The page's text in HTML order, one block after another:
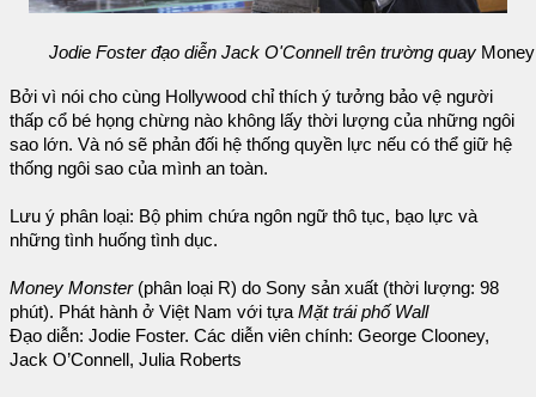
Jodie Foster đạo diễn Jack O'Connell trên trường quay
Bởi vì nói cho cùng Hollywood chỉ thích ý tưởng bảo vệ người
thấp cổ bé họng chừng nào không lấy thời lượng của những ngôi
sao lớn. Và nó sẽ phản đối hệ thống quyền lực nếu có thể giữ hệ
thống ngôi sao của mình an toàn.
Lưu ý phân loại: Bộ phim chứa ngôn ngữ thô tục, bạo lực và
những tình huống tình dục.
Money Monster(phân loại R) do Sony sản xuất (thời lượng: 98
phút). Phát hành ở Việt Nam với tựa Mặt trái phố Wall
Đạo diễn: Jodie Foster. Các diễn viên chính: George Clooney,
Jack O’Connell, Julia Roberts